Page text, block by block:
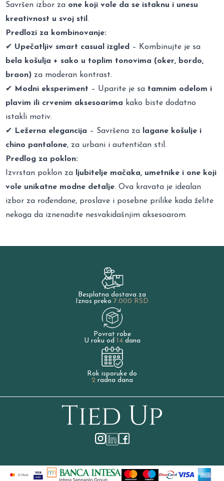
Savršen izbor za one koji vole da se istaknu i unesu
kreativnost u svoj stil.
Predlozi za kombinovanje:
✔ Upečatljiv smart casual izgled
– Kombinujte je sa
bela košulja + sako u toplim tonovima (oker, bordo,
braon) za moderan kontrast.
✔ Modni eksperiment – Uparite je sa tamnim odelom i
plavim ili crvenim aksesoarima kako biste dodatno
istakli motiv.
✔
Ležerna elegancija – Savršena za
lagane košulje i
chino pantalone, za urbani i autentičan stil.
Predlog za poklon:
Izvrstan poklon za
ljubitelje mačaka, umetnike i one koji
vole unikatne modne detalje. Ova kravata je idealan
izbor za rođendane, proslave i posebne prilike kada želite
nekoga da iznenadite nesvakidašnjim aksesoarom.
Besplatna dostava za
Iznos preko 7.000 RSD
Povrat robe
U roku od 14dana
Rok isporuke do
2radna dana